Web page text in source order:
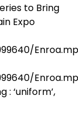
to Bring
Expo
: ‘uniform’,